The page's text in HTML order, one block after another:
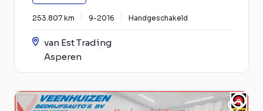
253.807 km 9-2016 Handgeschakeld
van Est Trading
Asperen